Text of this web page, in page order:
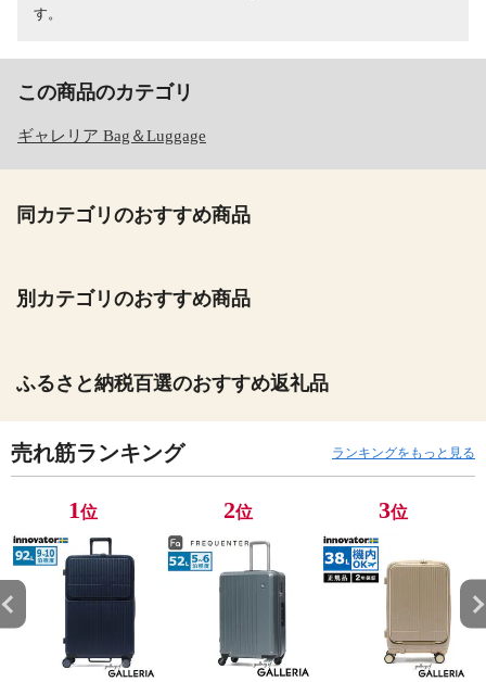
す。
この商品のカテゴリ
ギャレリア Bag＆Luggage
同カテゴリのおすすめ商品
別カテゴリのおすすめ商品
ふるさと納税百選のおすすめ返礼品
売れ筋ランキング ランキングをもっと見る
1位 2位 3位